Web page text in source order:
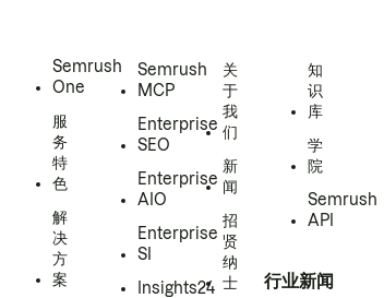
Semrush
One
服
务
特
色
解
决
方
案
Semrush
MCP
Enterprise
SEO
Enterprise
AIO
Enterprise
SI
Insights24
关
于
我
们
新
闻
招
贤
纳
士
知
识
库
学
院
Semrush
API
行业新闻